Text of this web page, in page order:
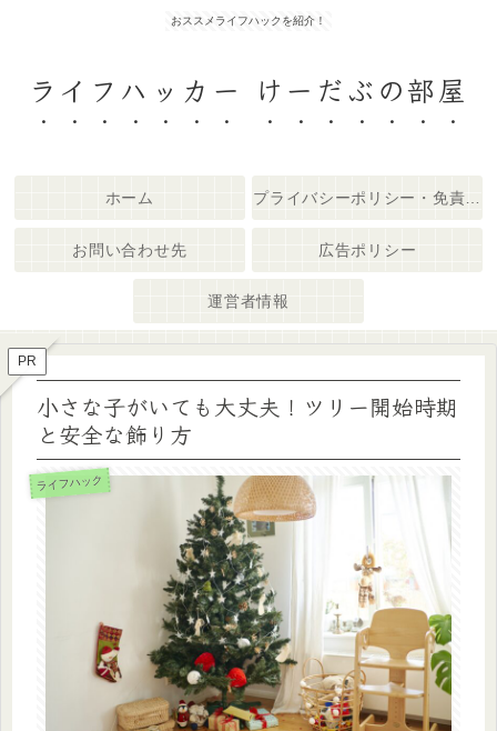
おススメライフハックを紹介！
ライフハッカー けーだぶの部屋
ホーム
お問い合わせ先 広告ポリシー
運営者情報
PR
小さな子がいても大丈夫！ツリー開始時期
と安全な飾り方
ライフハック